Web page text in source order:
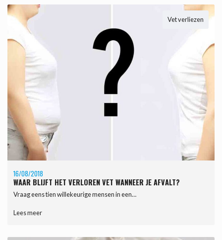
Vet verliezen
16/08/2018
WAAR BLIJFT HET VERLOREN VET WANNEER JE AFVALT?
Vraag eens tien willekeurige mensen in een…
Lees meer